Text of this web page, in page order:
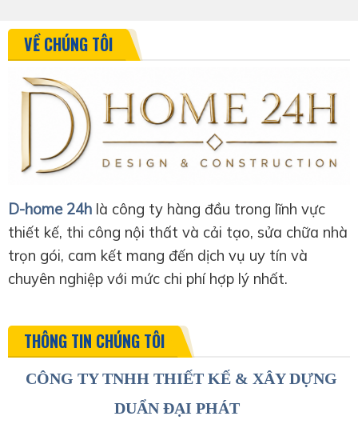
VỀ CHÚNG TÔI
D-home 24h là công ty hàng đầu trong lĩnh vực
thiết kế, thi công nội thất và cải tạo, sửa chữa nhà
trọn gói, cam kết mang đến dịch vụ uy tín và
chuyên nghiệp với mức chi phí hợp lý nhất.
THÔNG TIN CHÚNG TÔI
CÔNG TY TNHH THIẾT KẾ & XÂY DỰNG
DUẨN ĐẠI PHÁT